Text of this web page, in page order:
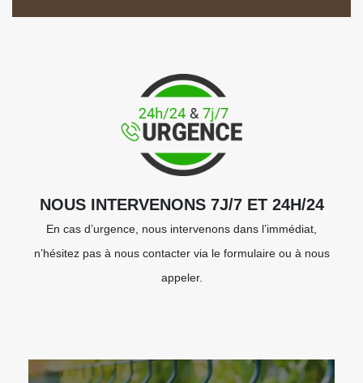
NOUS INTERVENONS 7J/7 ET 24H/24
En cas d’urgence, nous intervenons dans l’immédiat,
n’hésitez pas à nous contacter via le formulaire ou à nous
appeler.